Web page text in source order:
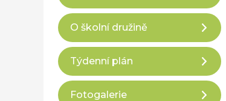
O školní družině
Týdenní plán
Fotogalerie